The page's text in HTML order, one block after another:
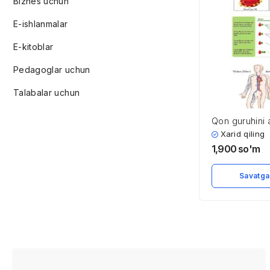
E-ishlanmalar
E-kitoblar
Pedagoglar uchun
Talabalar uchun
Qon guruhini
katta-kichik
doirasini
Xarid qiling
1,900 so'm